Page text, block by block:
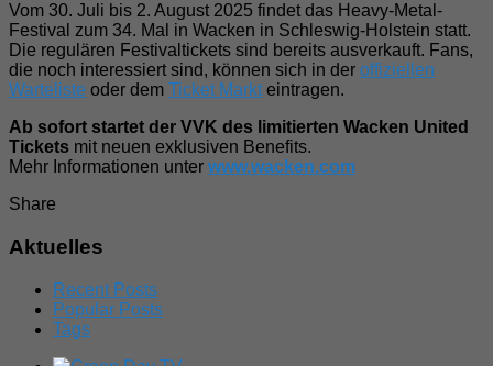
Vom 30. Juli bis 2. August 2025 findet das Heavy-Metal-
Festival zum 34. Mal in Wacken in Schleswig-Holstein statt.
Die regulären Festivaltickets sind bereits ausverkauft. Fans,
die noch interessiert sind, können sich in der offiziellen
Warteliste oder dem Ticket Markt eintragen.
Ab sofort startet der VVK des limitierten Wacken United
Tickets mit neuen exklusiven Benefits.
Mehr Informationen unter www.wacken.com
Share
Aktuelles
Recent Posts
Popular Posts
Tags